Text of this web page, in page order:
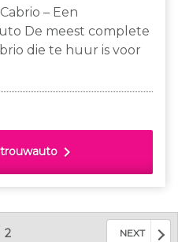
– Een
De meest complete
die te huur is voor
is de auto voorzien
zo maar door! De
lange mensen. Je
de bruiloft, in
chevron_right
NEXT
2